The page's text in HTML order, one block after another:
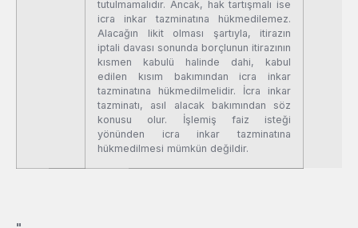
tutulmamalıdır. Ancak, hak tartışmalı ise
icra inkar tazminatına hükmedilemez.
Alacağın likit olması şartıyla, itirazın
iptali davası sonunda borçlunun itirazının
kısmen kabulü halinde dahi, kabul
edilen kısım bakımından icra inkar
tazminatına hükmedilmelidir. İcra inkar
tazminatı, asıl alacak bakımından söz
konusu olur. İşlemiş faiz isteği
yönünden icra inkar tazminatına
hükmedilmesi mümkün değildir.